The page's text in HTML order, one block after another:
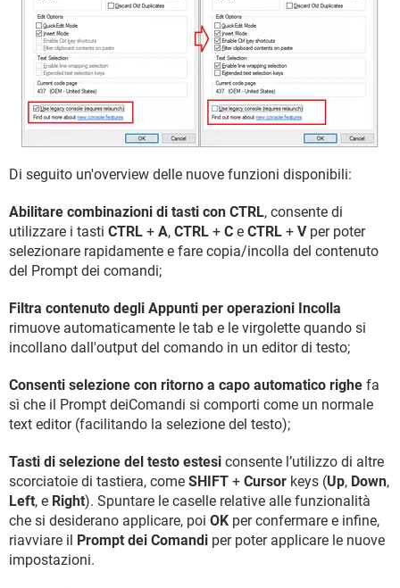
Di seguito un'overview delle nuove funzioni disponibili:
Abilitare combinazioni di tasti con CTRL, consente di
utilizzare i tasti CTRL + A, CTRL + C e CTRL + Vper poter
selezionare rapidamente e fare copia/incolla del contenuto
del Prompt dei comandi;
Filtra contenuto degli Appunti per operazioni Incolla
rimuove automaticamente le tab e le virgolette quando si
incollano dall'output del comando in un editor di testo;
Consenti selezione con ritorno a capo automatico righe fa
sì che il Prompt deiComandi si comporti come un normale
text editor (facilitando la selezione del testo);
Tasti di selezione del testo estesi consente l’utilizzo di altre
scorciatoie di tastiera, come SHIFT + Cursor keys (Up, Down,
Left, e Right). Spuntare le caselle relative alle funzionalità
che si desiderano applicare, poi OK per confermare e infine,
riavviare il
Prompt dei Comandi per poter applicare le nuove
impostazioni.